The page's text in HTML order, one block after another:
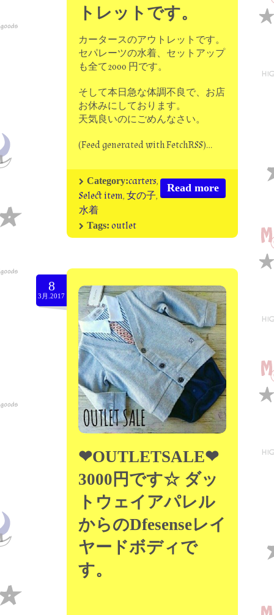
トレットです。
カータースのアウトレットです。
セパレーツの水着、セットアップ
も全て2000 円です。
そして本日急な体調不良で、お店
お休みにしております。
天気良いのにごめんなさい。
(Feed generated with FetchRSS)…
Read more
Category:carters,
Select item,女の子,
水着
Tags: outlet
8
3月.2017
❤OUTLETSALE❤
3000円です☆ ダッ
トウェイアパレル
からのDfesenseレイ
ヤードボディで
す。